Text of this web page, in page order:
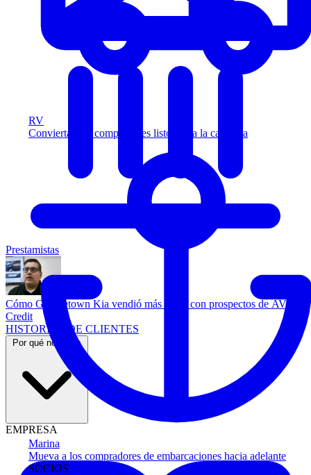
RV
Convierta más compradores listos para la carretera
Marina
Mueva a los compradores de embarcaciones hacia adelante
SOCIOS
Prestamistas
Cómo Georgetown Kia vendió más autos con prospectos de AVA
Credit
HISTORIAS DE CLIENTES
Por qué nosotros
EMPRESA